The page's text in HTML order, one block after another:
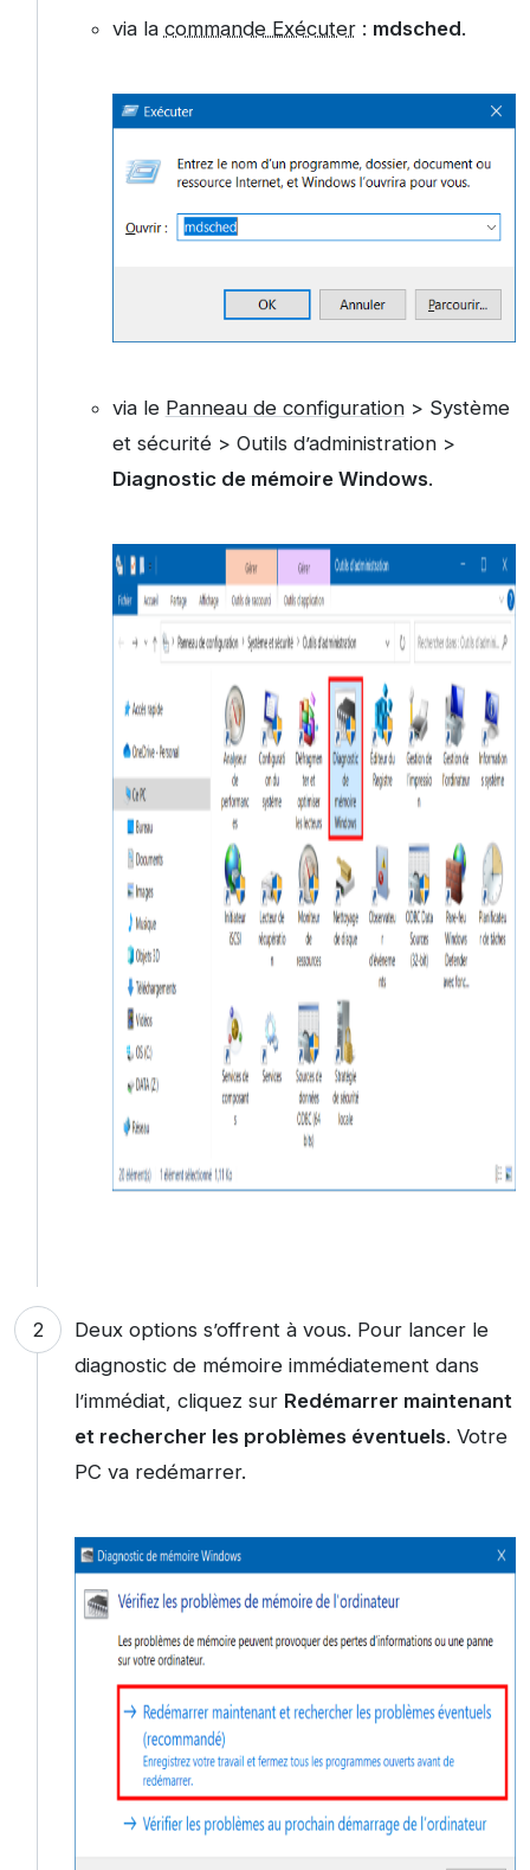
via la commande Exécuter: mdsched.
via le Panneau de configuration> Système
et sécurité > Outils d’administration >
Diagnostic de mémoire Windows.
Deux options s’offrent à vous. Pour lancer le
diagnostic de mémoire immédiatement dans
l’immédiat, cliquez sur Redémarrer maintenant
et rechercher les problèmes éventuels. Votre
PC va redémarrer.